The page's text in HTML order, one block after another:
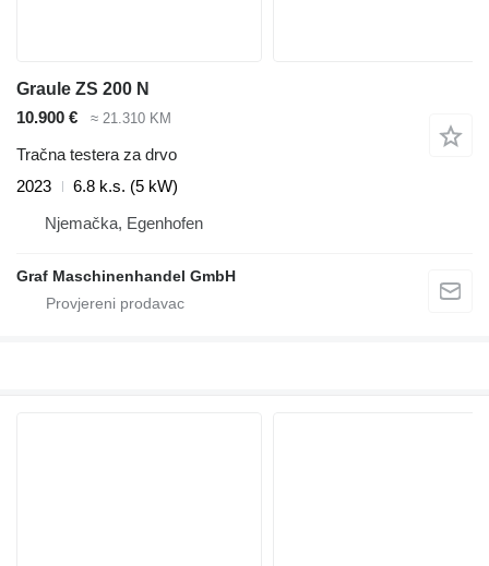
Graule ZS 200 N
10.900 €
≈ 21.310 KM
Tračna testera za drvo
2023
6.8 k.s. (5 kW)
Njemačka, Egenhofen
Graf Maschinenhandel GmbH